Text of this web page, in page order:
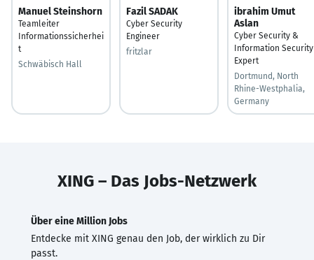
Manuel Steinshorn
Teamleiter
Informationssicherhei
t
Schwäbisch Hall
Fazil SADAK
Cyber Security
Engineer
fritzlar
ibrahim Umut
Aslan
Cyber Security &
Information Security
Expert
Dortmund, North
Rhine-Westphalia,
Germany
XING – Das Jobs-Netzwerk
Über eine Million Jobs
Entdecke mit XING genau den Job, der wirklich zu Dir
passt.